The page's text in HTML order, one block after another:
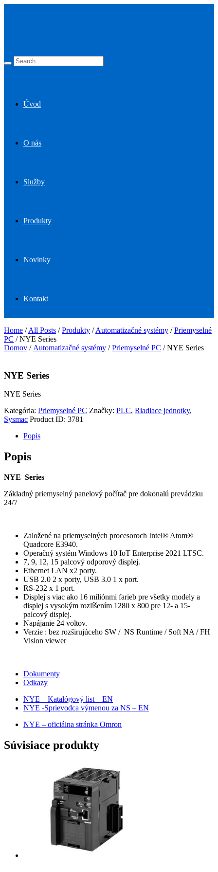
Úvod
O nás
Služby
Produkty
Novinky
Kontakt
Home /All Posts /Produkty /Automatizačné systémy /Priemyselné
PC /NYE Series
Domov / Automatizačné systémy /Priemyselné PC / NYE Series
NYE Series
NYE Series
Kategória: Priemyselné PC Značky: PLC, Riadiace jednotky,
Sysmac Product ID: 3781
Popis
Popis
NYE Series
Základný priemyselný panelový počítač pre dokonalú prevádzku
24/7
Založené na priemyselných procesoroch Intel® Atom®
Quadcore E3940.
Operačný systém Windows 10 IoT Enterprise 2021 LTSC.
7, 9, 12, 15 palcový odporový displej.
Ethernet LAN x2 porty.
USB 2.0 2 x porty, USB 3.0 1 x port.
RS-232 x 1 port.
Displej s viac ako 16 miliónmi farieb pre všetky modely a
displej s vysokým rozlíšením 1280 x 800 pre 12- a 15-
palcový displej.
Napájanie 24 voltov.
Verzie : bez rozširujúceho SW / NS Runtime / Soft NA / FH
Vision viewer
Dokumenty
Odkazy
NYE – Katalógový list – EN
NYE -Sprievodca výmenou za NS – EN
NYE – oficiálna stránka Omron
Súvisiace produkty